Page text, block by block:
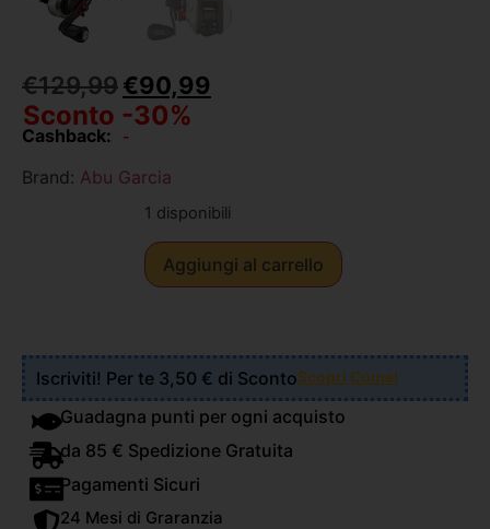
€129,99€90,99
Sconto -30%
Cashback: -
Brand: Abu Garcia
1 disponibili
Aggiungi al carrello
Iscriviti! Per te 3,50 € di ScontoScopri Come!
Guadagna punti per ogni acquisto
da 85 € Spedizione Gratuita
Pagamenti Sicuri
24 Mesi di Graranzia